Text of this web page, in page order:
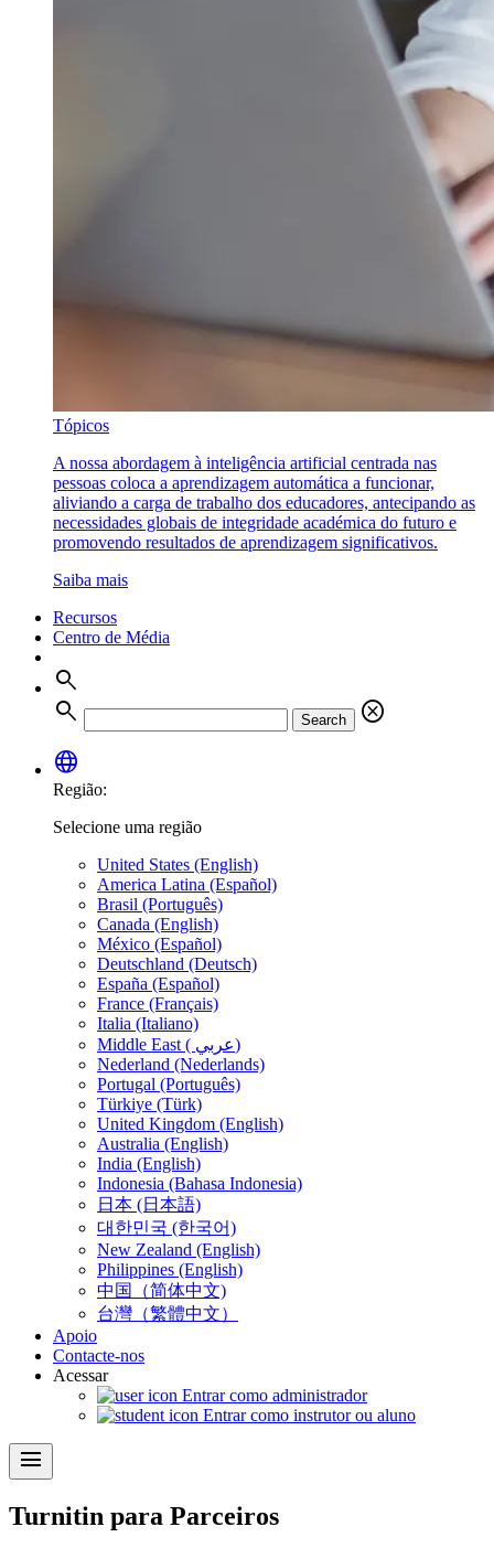
Tópicos
A nossa abordagem à inteligência artificial centrada nas
pessoas coloca a aprendizagem automática a funcionar,
aliviando a carga de trabalho dos educadores, antecipando as
necessidades globais de integridade académica do futuro e
promovendo resultados de aprendizagem significativos.
Saiba mais
Recursos
Centro de Média
search
search
Search
cancel
language
Região:
Selecione uma região
United States (English)
America Latina (Español)
Brasil (Português)
Canada (English)
México (Español)
Deutschland (Deutsch)
España (Español)
France (Français)
Italia (Italiano)
Middle East ( عربي)
Nederland (Nederlands)
Portugal (Português)
Türkiye (Türk)
United Kingdom (English)
Australia (English)
India (English)
Indonesia (Bahasa Indonesia)
日本 (日本語)
대한민국 (한국어)
New Zealand (English)
Philippines (English)
中国（简体中文)
台灣（繁體中文）
Apoio
Contacte-nos
Acessar
Entrar como administrador
Entrar como instrutor ou aluno
menu
Turnitin para Parceiros